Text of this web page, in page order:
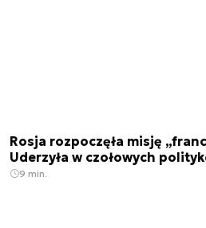
Rosja rozpoczęła misję
Uderzyła w czołowych
9 min.